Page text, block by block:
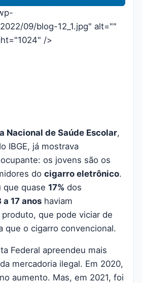
09/blog-12_1.jpg" alt=""
/>
Nacional de Saúde Escolar,
IBGE, já mostrava
os jovens são os
do cigarro eletrônico.
que quase 17% dos
a 17 anos haviam
que pode viciar de
que o cigarro convencional.
Federal apreendeu mais
da mercadoria ilegal. Em 2020,
aumento. Mas, em 2021, foi